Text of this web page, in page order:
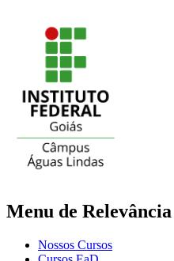
Menu de Relevância
Nossos Cursos